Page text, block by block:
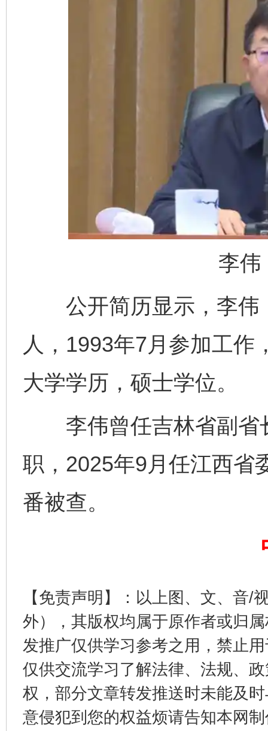
李伟
公开简历显示，李伟
人，1993年7月参加工作
大学学历，硕士学位。
李伟曾任吉林省副省
职，2025年9月任江西省
番被查。
【免责声明】：以上图、文、音/
外），其版权均属于原作者或归
发推广仅供学习参考之用，禁止
仅供交流学习了解法律、法规、
权，部分文章转发推送时未能及
意侵犯到您的权益烦请告知本网
一纸欠
东山县通报“牛蛙产品抗生素超标问题” 法
千年窑火 生生不息
受贿1.44亿！段成刚被判无期 从幼